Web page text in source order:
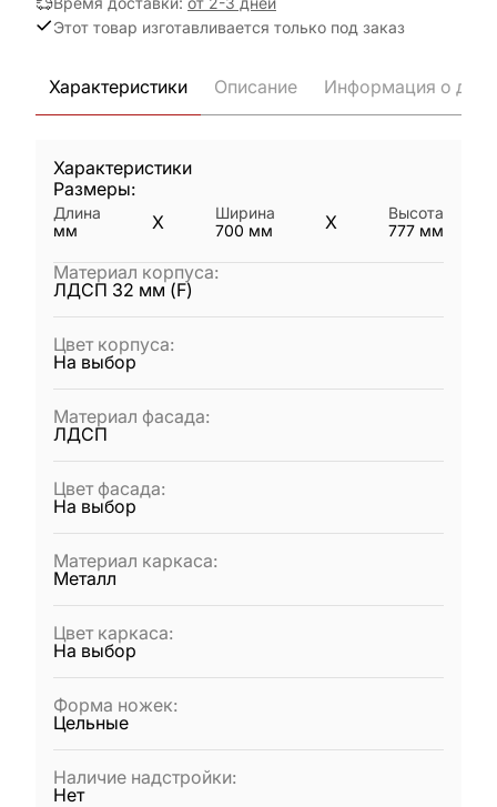
Этот товар изготавливается только под заказ
Характеристики Описание Информация о
Характеристики
Размеры:
Длина
мм
X
Ширина
700 мм X
Высота
777 мм
Материал корпуса:
ЛДСП 32 мм (F)
Цвет корпуса:
На выбор
Материал фасада:
ЛДСП
Цвет фасада:
На выбор
Материал каркаса:
Металл
Цвет каркаса:
На выбор
Форма ножек:
Цельные
Наличие надстройки:
Нет